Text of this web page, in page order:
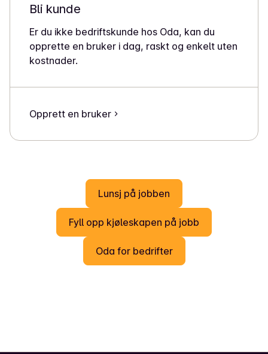
Bli kunde
Er du ikke bedriftskunde hos Oda, kan du
opprette en bruker i dag, raskt og enkelt uten
kostnader.
Opprett en bruker
Lunsj på jobben
Fyll opp kjøleskapen på jobb
Oda for bedrifter